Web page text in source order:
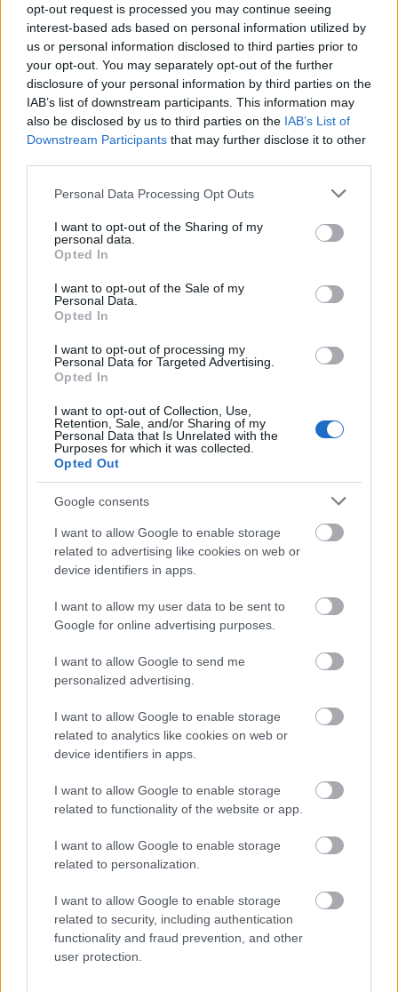
opt-out request is processed you may continue seeing
interest-based ads based on personal information utilized by
us or personal information disclosed to third parties prior to
your opt-out. You may separately opt-out of the further
disclosure of your personal information by third parties on the
IAB’s list of downstream participants. This information may
also be disclosed by us to third parties on the IAB’s List of
Downstream Participants that may further disclose it to other
Please note that this website/app uses one or more Google
not limited to your visit or usage behaviour. You may click to
grant or deny consent to Google and its third-party tags to
use your data for below specified purposes in below Google
consent section.
Personal Data Processing Opt Outs
I want to opt-out of the Sharing of my
personal data.
Opted In
I want to opt-out of the Sale of my
Personal Data.
Opted In
I want to opt-out of processing my
Personal Data for Targeted Advertising.
Opted In
I want to opt-out of Collection, Use,
Retention, Sale, and/or Sharing of my
Personal Data that Is Unrelated with the
Purposes for which it was collected.
Opted Out
Google consents
I want to allow Google to enable storage
related to advertising like cookies on web or
device identifiers in apps.
I want to allow my user data to be sent to
Google for online advertising purposes.
I want to allow Google to send me
personalized advertising.
I want to allow Google to enable storage
related to analytics like cookies on web or
device identifiers in apps.
I want to allow Google to enable storage
related to functionality of the website or app.
I want to allow Google to enable storage
related to personalization.
I want to allow Google to enable storage
related to security, including authentication
functionality and fraud prevention, and other
user protection.
A Szentandrássy István Roma Művészeti
Galériában látható Józsefváros – Város a
városban című kiállítás Stalter György és
Botos Zoltán művészetén keresztül mutatja
be
Aktuális kiállításaink